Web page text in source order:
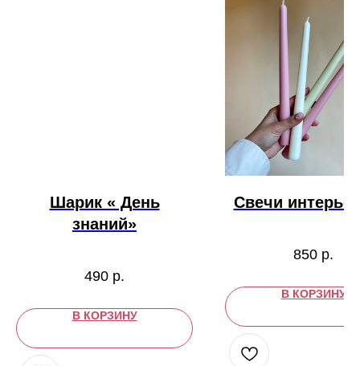
Шарик « День
знаний»
490 р.
В КОРЗИНУ
Свечи
850 р.
В КОРЗИНУ